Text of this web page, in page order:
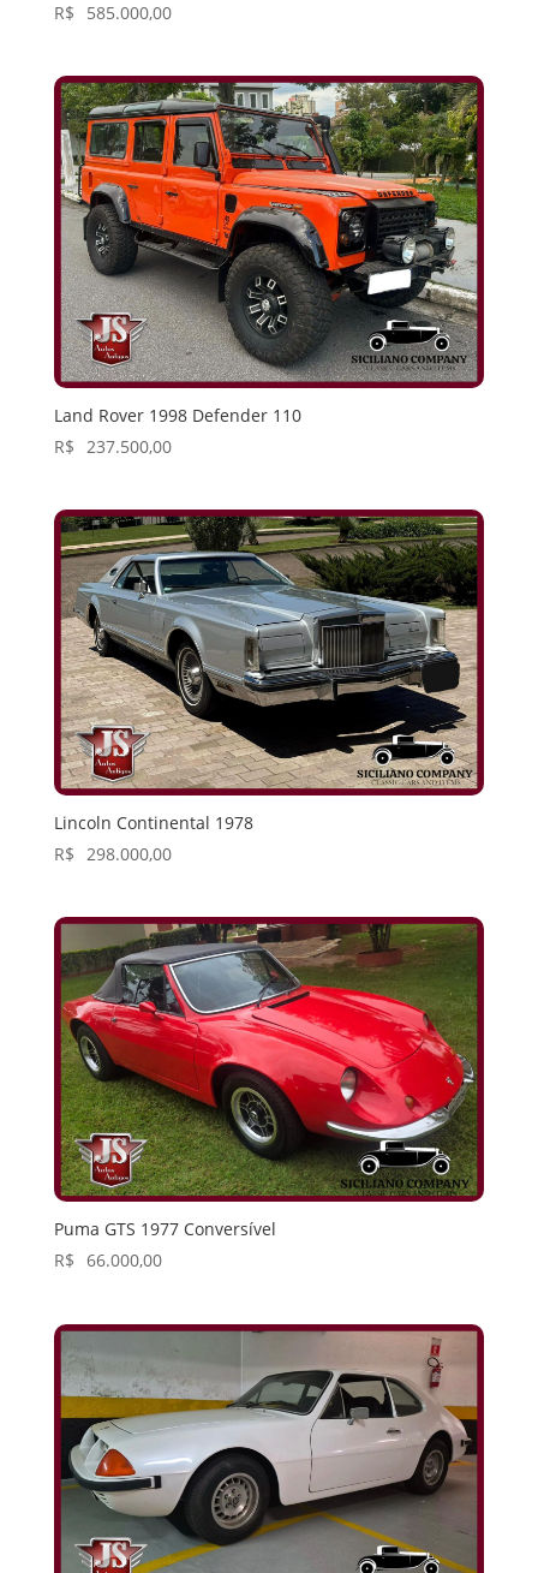
R$
585.000,00
Land Rover 1998 Defender 110
R$ 237.500,00
Lincoln Continental 1978
R$ 298.000,00
Puma GTS 1977 Conversível
R$ 66.000,00